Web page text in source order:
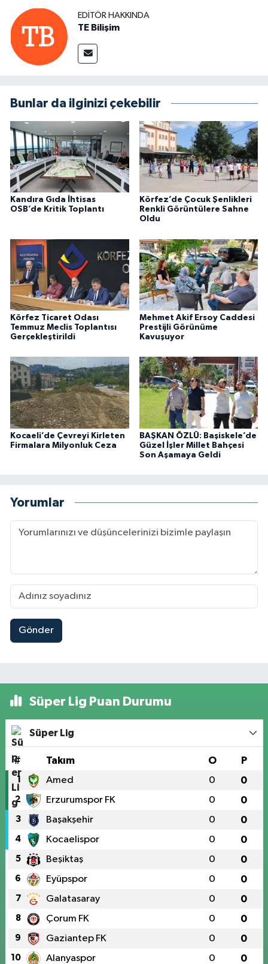
EDITÖR HAKKINDA
TE Bilişim
Bunlar da ilginizi çekebilir
Kandıra Gıda İhtisas
OSB’de Kritik Toplantı
Körfez’de Çocuk Şenlikleri
Renkli Görüntülere Sahne
Oldu
Körfez Ticaret Odası
Temmuz Meclis Toplantısı
Gerçekleştirildi
Mehmet Akif Ersoy Caddesi
Prestijli Görünüme
Kavuşuyor
Kocaeli’de Çevreyi Kirleten
Firmalara Milyonluk Ceza
BAŞKAN ÖZLÜ: Başiskele’de
Güzel İşler Millet Bahçesi
Son Aşamaya Geldi
Yorumlar
Gönder
Süper Lig Puan Durumu
Süper Lig
# Takım O P
1 Amed 0 0
2 Erzurumspor FK 0 0
3 Başakşehir 0 0
4 Kocaelispor 0 0
5 Beşiktaş 0 0
6 Eyüpspor 0 0
7 Galatasaray 0 0
8 Çorum FK 0 0
9 Gaziantep FK 0 0
10 Alanyaspor 0 0